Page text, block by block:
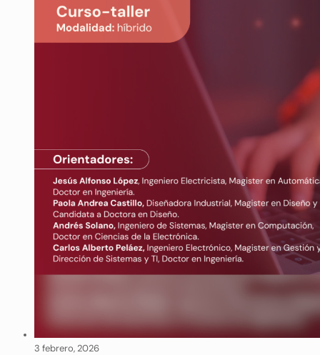
3 febrero, 2026